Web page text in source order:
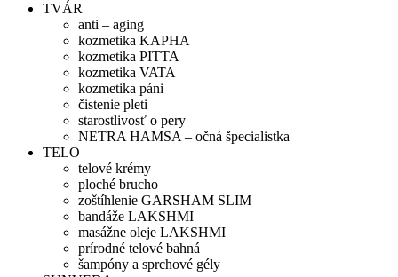
TVÁR
anti – aging
kozmetika KAPHA
kozmetika PITTA
kozmetika VATA
kozmetika páni
čistenie pleti
starostlivosť o pery
NETRA HAMSA – očná špecialistka
TELO
telové krémy
ploché brucho
zoštíhlenie GARSHAM SLIM
bandáže LAKSHMI
masážne oleje LAKSHMI
prírodné telové bahná
šampóny a sprchové gély